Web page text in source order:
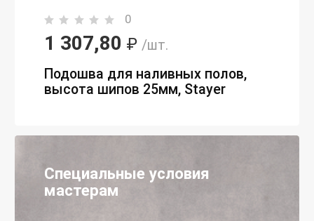
0
1 307,80 ₽ /шт.
Подошва для наливных полов,
высота шипов 25мм, Stayer
Специальные условия
мастерам